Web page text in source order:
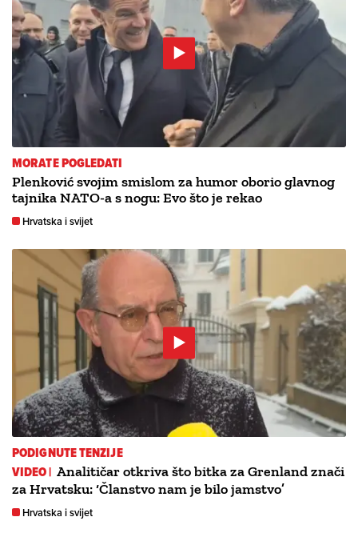
MORATE POGLEDATI
Plenković svojim smislom za humor oborio glavnog
tajnika NATO-a s nogu: Evo što je rekao
Hrvatska i svijet
PODIGNUTE TENZIJE
VIDEO | Analitičar otkriva što bitka za Grenland znači
za Hrvatsku: ‘Članstvo nam je bilo jamstvo’
Hrvatska i svijet